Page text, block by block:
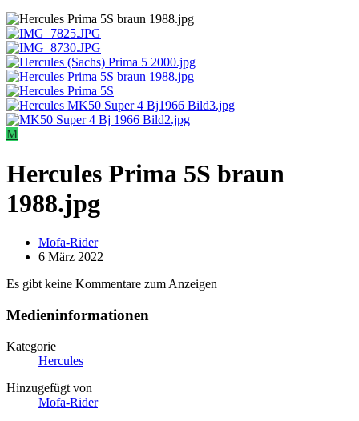
M
Hercules Prima 5S braun
1988.jpg
Mofa-Rider
6 März 2022
Es gibt keine Kommentare zum Anzeigen
Medieninformationen
Kategorie
Hercules
Hinzugefügt von
Mofa-Rider